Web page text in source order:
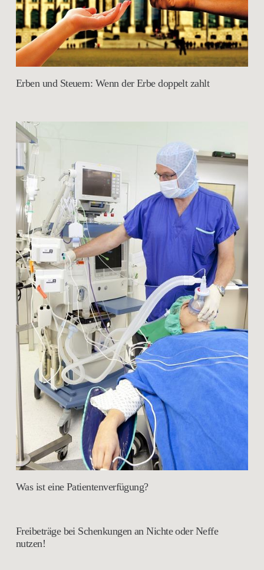
Erben und Steuern: Wenn der Erbe doppelt zahlt
Was ist eine Patientenverfügung?
Freibeträge bei Schenkungen an Nichte oder Neffe
nutzen!